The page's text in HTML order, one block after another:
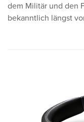
dem Militär und den
bekanntlich längst